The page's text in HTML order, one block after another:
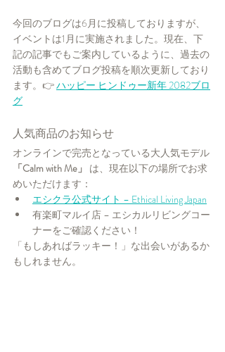
今回のブログは6月に投稿しておりますが、
イベントは1月に実施されました。現在、下
記の記事でもご案内しているように、過去の
活動も含めてブログ投稿を順次更新しており
ます。👉 ハッピー ヒンドゥー新年 2082ブロ
グ
人気商品のお知らせ
オンラインで完売となっている大人気モデル
「Calm with Me」 は、現在以下の場所でお求
めいただけます：
エシクラ公式サイト – Ethical Living Japan
有楽町マルイ店 – エシカルリビングコー
ナーをご確認ください！
「もしあればラッキー！」な出会いがあるか
もしれません。